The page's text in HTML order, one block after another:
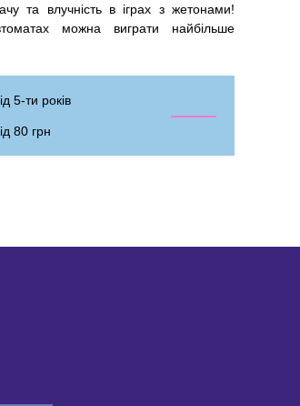
та влучність в іграх з жетонами!
можна виграти найбільше
5-ти років
80 грн